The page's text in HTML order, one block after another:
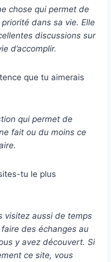
chose qui permet de
dans sa vie. Elle
discussions sur
d’accomplir.
que tu aimerais
qui permet de
fait ou du moins ce
tu le plus
visitez aussi de temps
des échanges au
y avez découvert. Si
ce site, vous